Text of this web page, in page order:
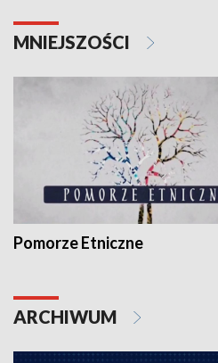
MNIEJSZOŚCI
Pomorze Etniczne
ARCHIWUM